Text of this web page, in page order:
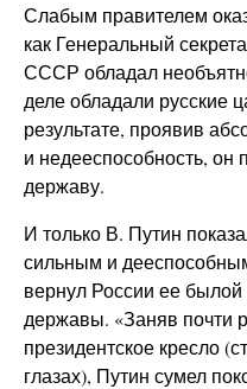
Слабым правителем
как Генеральный
СССР обладал
деле обладали русские
результате, проявив
и недееспособность, он
державу.
И только В. Путин
сильным и
вернул России ее былой
державы. «Заняв почти
президентское кресло
глазах), Путин сумел